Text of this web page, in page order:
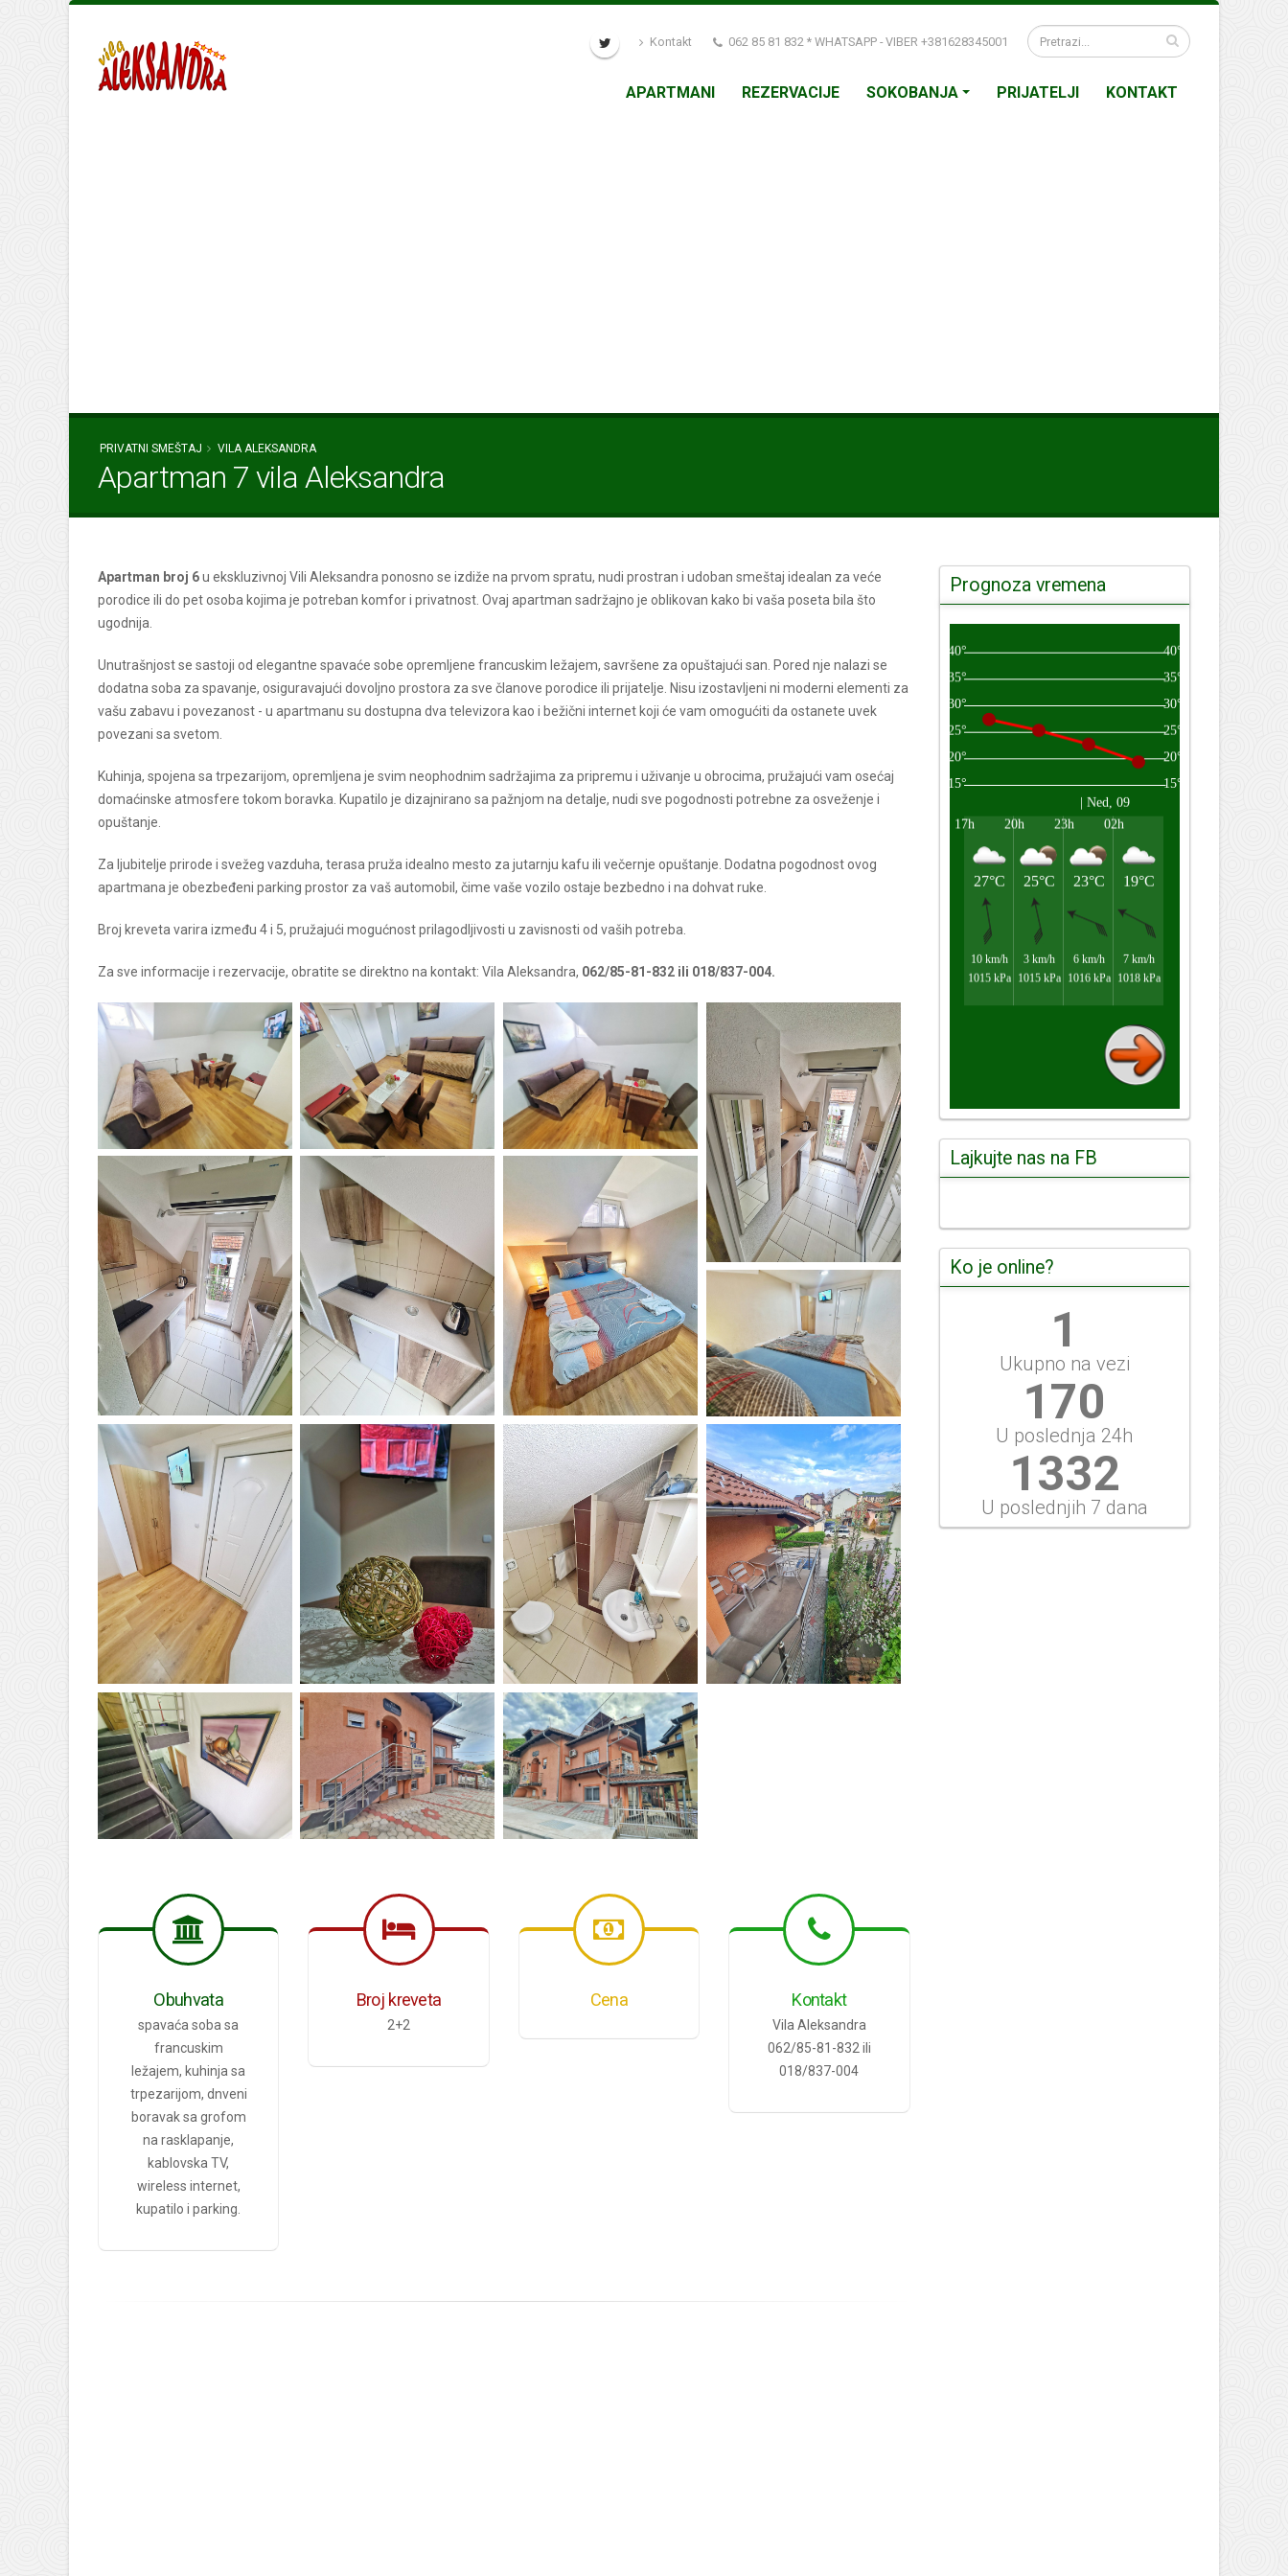
Kontakt 062 85 81 832 * WHATSAPP - VIBER +381628345001
APARTMANI REZERVACIJE SOKOBANJA PRIJATELJI KONTAKT
PRIVATNI SMEŠTAJ VILA ALEKSANDRA
Apartman 7 vila Aleksandra
Apartman broj 6u ekskluzivnoj Vili Aleksandra ponosno se izdiže na prvom spratu, nudi prostran i udoban smeštaj idealan za veće
porodice ili do pet osoba kojima je potreban komfor i privatnost. Ovaj apartman sadržajno je oblikovan kako bi vaša poseta bila što
ugodnija.
Unutrašnjost se sastoji od elegantne spavaće sobe opremljene francuskim ležajem, savršene za opuštajući san. Pored nje nalazi se
dodatna soba za spavanje, osiguravajući dovoljno prostora za sve članove porodice ili prijatelje. Nisu izostavljeni ni moderni elementi za
vašu zabavu i povezanost - u apartmanu su dostupna dva televizora kao i bežični internet koji će vam omogućiti da ostanete uvek
povezani sa svetom.
Kuhinja, spojena sa trpezarijom, opremljena je svim neophodnim sadržajima za pripremu i uživanje u obrocima, pružajući vam osećaj
domaćinske atmosfere tokom boravka. Kupatilo je dizajnirano sa pažnjom na detalje, nudi sve pogodnosti potrebne za osveženje i
opuštanje.
Za ljubitelje prirode i svežeg vazduha, terasa pruža idealno mesto za jutarnju kafu ili večernje opuštanje. Dodatna pogodnost ovog
apartmana je obezbeđeni parking prostor za vaš automobil, čime vaše vozilo ostaje bezbedno i na dohvat ruke.
Broj kreveta varira između 4 i 5, pružajući mogućnost prilagodljivosti u zavisnosti od vaših potreba.
Za sve informacije i rezervacije, obratite se direktno na kontakt: Vila Aleksandra, 062/85-81-832 ili 018/837-004.
Obuhvata
spavaća soba sa
francuskim
ležajem, kuhinja sa
trpezarijom, dnveni
boravak sa grofom
na rasklapanje,
kablovska TV,
wireless internet,
kupatilo i parking.
Broj kreveta
2+2
Cena Kontakt
Vila Aleksandra
062/85-81-832 ili
018/837-004
Prognoza vremena
Lajkujte nas na FB
Ko je online?
1
Ukupno na vezi
189
U poslednja 24h
1480
U poslednjih 7 dana